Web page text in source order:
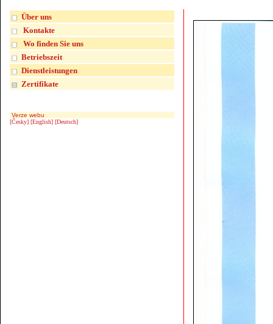
Über uns
Kontakte
Wo finden Sie uns
Betriebszeit
Dienstleistungen
Zertifikate
Verze webu
[Česky] [English] [Deutsch]